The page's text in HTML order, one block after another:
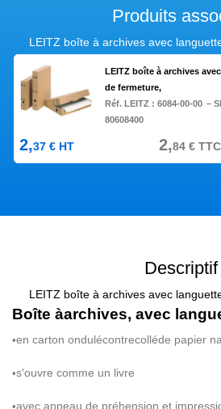
Produits
LEITZ boîte à archives avec
LEITZ boîte à archives
de fermeture,
Réf. LEITZ :6084-00-00 –
80608400
2,37 € HT 2,84€TTC
Descriptif
LEITZ boîte à archives avec
Boîte àarchives, avec
•en carton ondulécontrecolléde papier
•s'ouvre comme un livre
•avec anneau de préhension et